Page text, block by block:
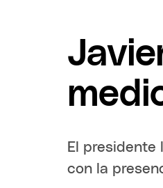
El presidente
con la